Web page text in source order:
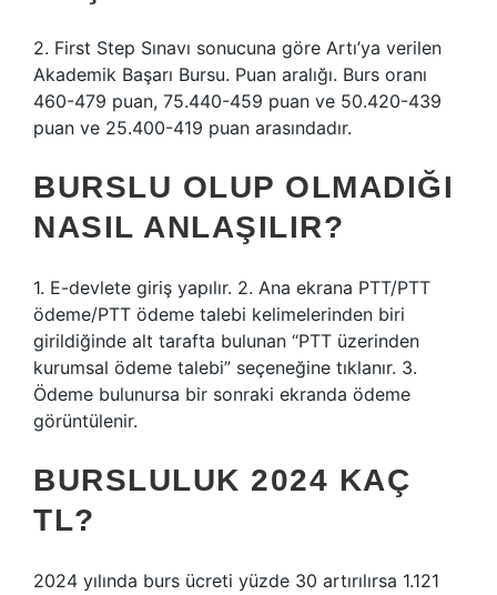
2. First Step Sınavı sonucuna göre Artı’ya verilen
Akademik Başarı Bursu. Puan aralığı. Burs oranı
460-479 puan, 75.440-459 puan ve 50.420-439
puan ve 25.400-419 puan arasındadır.
BURSLU OLUP OLMADIĞI
NASIL ANLAŞILIR?
1. E-devlete giriş yapılır. 2. Ana ekrana PTT/PTT
ödeme/PTT ödeme talebi kelimelerinden biri
girildiğinde alt tarafta bulunan “PTT üzerinden
kurumsal ödeme talebi” seçeneğine tıklanır. 3.
Ödeme bulunursa bir sonraki ekranda ödeme
görüntülenir.
BURSLULUK 2024 KAÇ
TL?
2024 yılında burs ücreti yüzde 30 artırılırsa 1.121